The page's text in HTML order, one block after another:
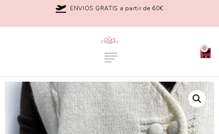
ENVIOS GRATIS a partir de 60€
0